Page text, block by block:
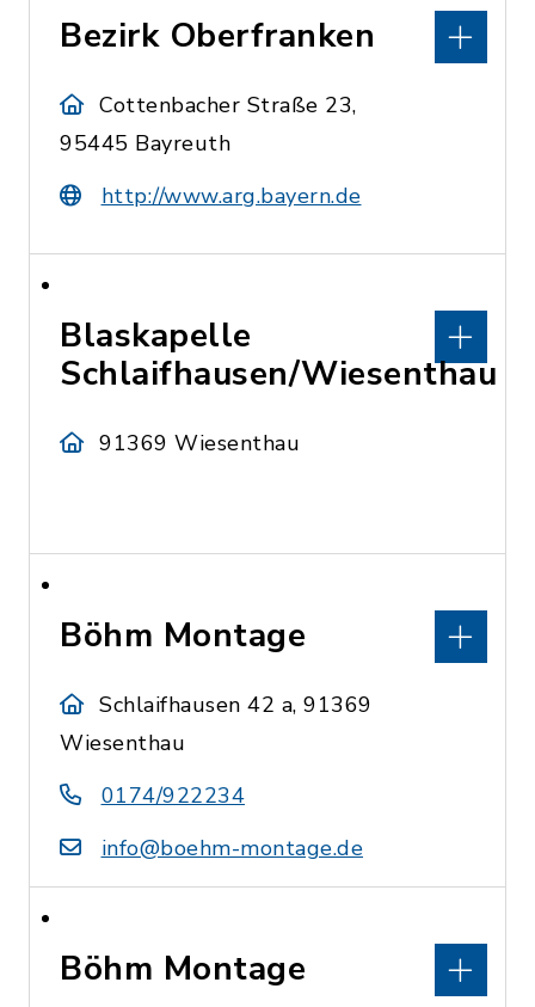
Bezirk Oberfranken
Cottenbacher Straße 23,
95445 Bayreuth
http://www.arg.bayern.de
Blaskapelle
Schlaifhausen/Wiesenthau
91369 Wiesenthau
Böhm Montage
Schlaifhausen 42 a, 91369
Wiesenthau
0174/922234
info@boehm-montage.de
Böhm Montage